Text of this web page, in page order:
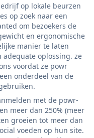
op lokale beurzen
op zoek naar een
om bezoekers de
en ergonomische
manier te laten
oplossing. ze
voordat ze powr
onderdeel van de
met de powr-
meer dan 250% (meer
groeien tot meer dan
voeden op hun site.